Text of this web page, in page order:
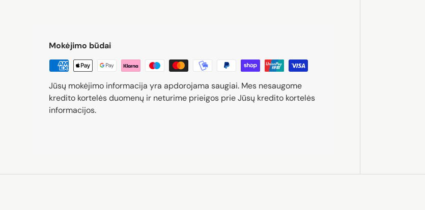
Mokėjimo būdai
Jūsų mokėjimo informacija yra apdorojama saugiai. Mes nesaugome
kredito kortelės duomenų ir neturime prieigos prie Jūsų kredito kortelės
informacijos.